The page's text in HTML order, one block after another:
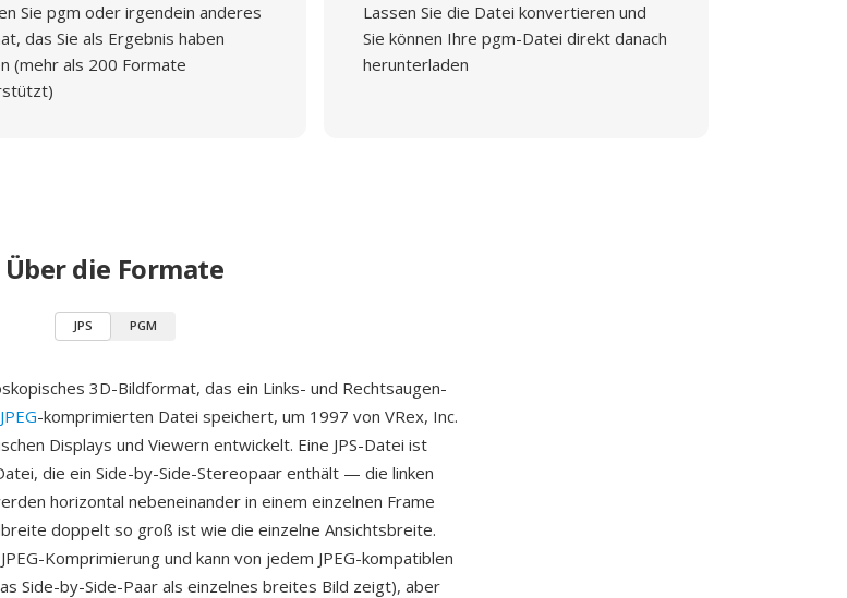
Sie pgm oder irgendein anderes
das Sie als Ergebnis haben
(mehr als 200 Formate
Lassen Sie die Datei konvertieren und
Sie können Ihre pgm-Datei direkt danach
herunterladen
Über die Formate
JPS PGM
3D-Bildformat, das ein Links- und Rechtsaugen-
JPEG-komprimierten Datei speichert, um 1997 von VRex, Inc.
Displays und Viewern entwickelt. Eine JPS-Datei ist
die ein Side-by-Side-Stereopaar enthält — die linken
horizontal nebeneinander in einem einzelnen Frame
doppelt so groß ist wie die einzelne Ansichtsbreite.
Komprimierung und kann von jedem JPEG-kompatiblen
Side-by-Side-Paar als einzelnes breites Bild zeigt), aber